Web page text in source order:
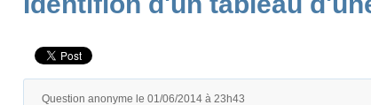
Question anonyme le 01/06/2014 à 23h43